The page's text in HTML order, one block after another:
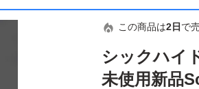
この商品は2日 で
シックハイ
未使用新品